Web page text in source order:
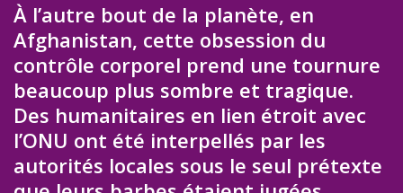
À l’autre bout de la planète, en
Afghanistan, cette obsession du
contrôle corporel prend une tournure
beaucoup plus sombre et tragique.
Des humanitaires en lien étroit avec
l’ONU ont été interpellés par les
autorités locales sous le seul prétexte